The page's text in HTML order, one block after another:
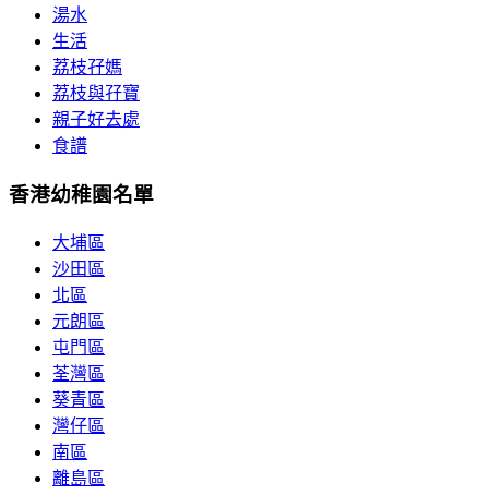
湯水
生活
荔枝孖媽
荔枝與孖寶
親子好去處
食譜
香港幼稚園名單
大埔區
沙田區
北區
元朗區
屯門區
荃灣區
葵青區
灣仔區
南區
離島區